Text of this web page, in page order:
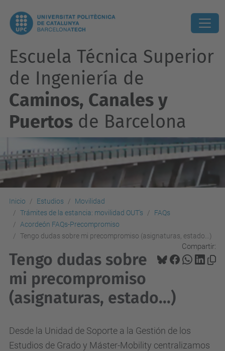
Escuela Técnica Superior
de Ingeniería de
Caminos, Canales y
Puertos de Barcelona
Inicio Estudios
Movilidad
Trámites de la estancia: movilidad OUT's
FAQs
Acordeón FAQs-Precompromiso
Tengo dudas sobre mi precompromiso (asignaturas, estado...)
Compartir:
Tengo dudas sobre
mi precompromiso
(asignaturas, estado...)
Desde la Unidad de Soporte a la Gestión de los
Estudios de Grado y Máster-Mobility centralizamos